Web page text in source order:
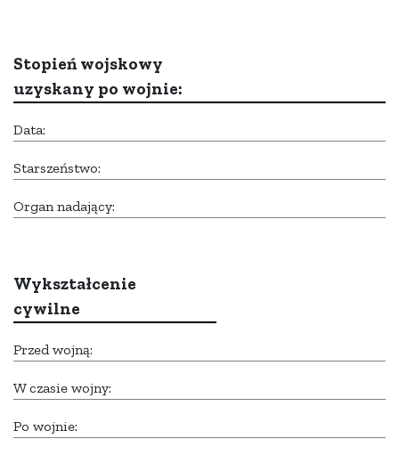
Stopień wojskowy
uzyskany po wojnie:
Data:
Starszeństwo:
Organ nadający:
Wykształcenie
cywilne
Przed wojną:
W czasie wojny:
Po wojnie: